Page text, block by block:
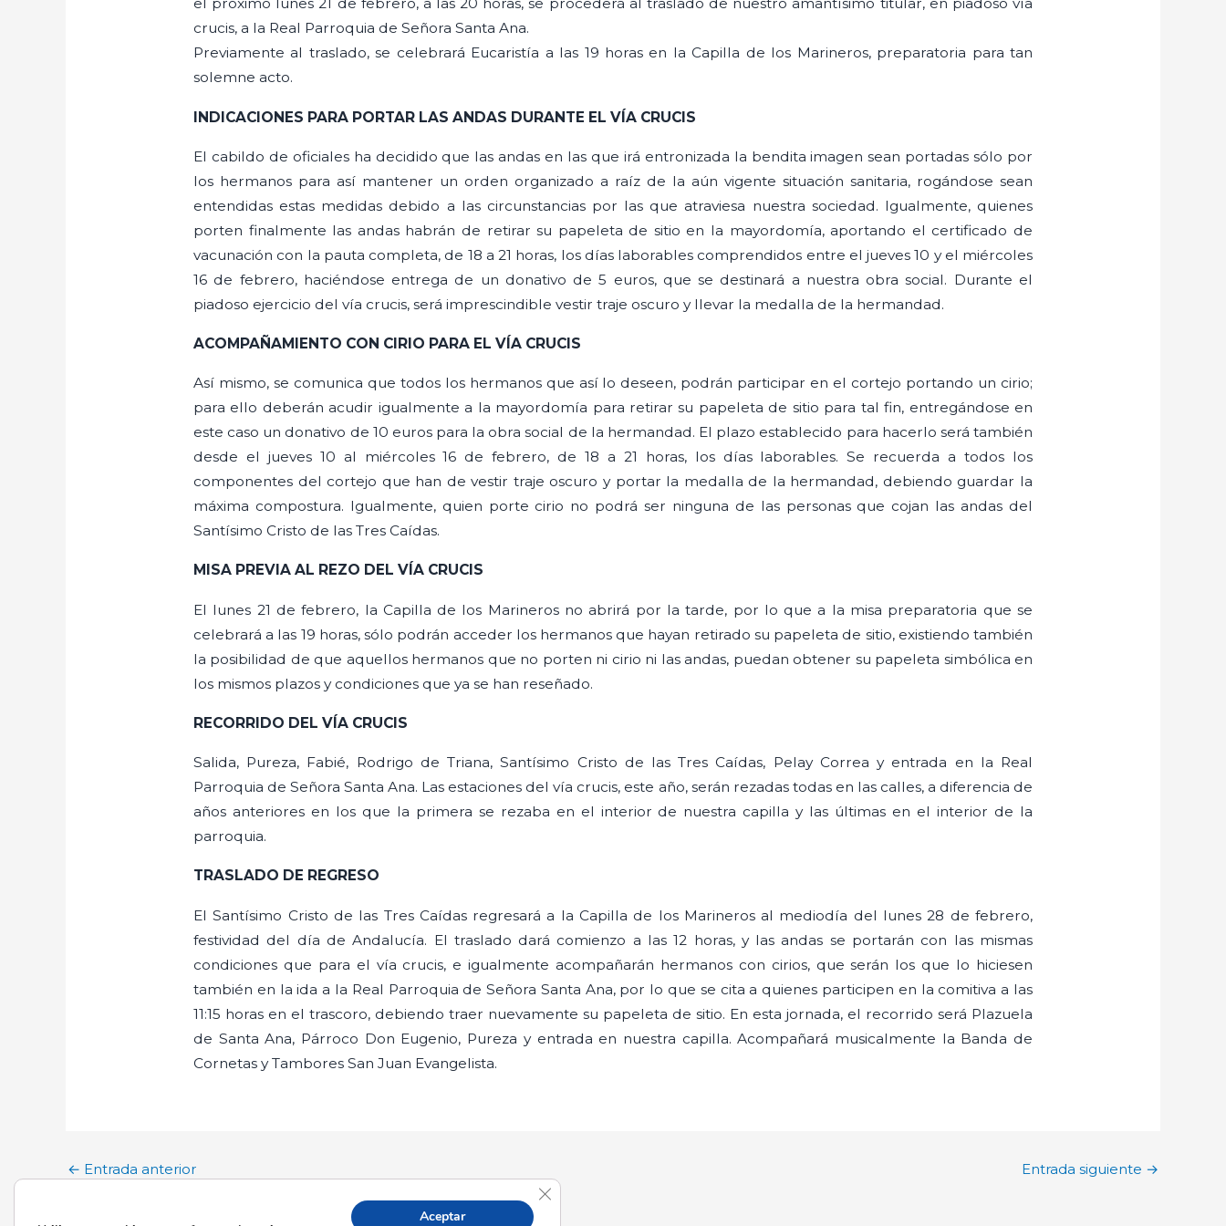
el próximo lunes 21 de febrero, a las 20 horas, se procederá al traslado de nuestro amantísimo titular, en piadoso vía
crucis, a la Real Parroquia de Señora Santa Ana.
Previamente al traslado, se celebrará Eucaristía a las 19 horas en la Capilla de los Marineros, preparatoria para tan
solemne acto.
INDICACIONES PARA PORTAR LAS ANDAS DURANTE EL VÍA CRUCIS
El cabildo de oficiales ha decidido que las andas en las que irá entronizada la bendita imagen sean portadas sólo por
los hermanos para así mantener un orden organizado a raíz de la aún vigente situación sanitaria, rogándose sean
entendidas estas medidas debido a las circunstancias por las que atraviesa nuestra sociedad. Igualmente, quienes
porten finalmente las andas habrán de retirar su papeleta de sitio en la mayordomía, aportando el certificado de
vacunación con la pauta completa, de 18 a 21 horas, los días laborables comprendidos entre el jueves 10 y el miércoles
16 de febrero, haciéndose entrega de un donativo de 5 euros, que se destinará a nuestra obra social. Durante el
piadoso ejercicio del vía crucis, será imprescindible vestir traje oscuro y llevar la medalla de la hermandad.
ACOMPAÑAMIENTO CON CIRIO PARA EL VÍA CRUCIS
Así mismo, se comunica que todos los hermanos que así lo deseen, podrán participar en el cortejo portando un cirio;
para ello deberán acudir igualmente a la mayordomía para retirar su papeleta de sitio para tal fin, entregándose en
este caso un donativo de 10 euros para la obra social de la hermandad. El plazo establecido para hacerlo será también
desde el jueves 10 al miércoles 16 de febrero, de 18 a 21 horas, los días laborables. Se recuerda a todos los
componentes del cortejo que han de vestir traje oscuro y portar la medalla de la hermandad, debiendo guardar la
máxima compostura. Igualmente, quien porte cirio no podrá ser ninguna de las personas que cojan las andas del
Santísimo Cristo de las Tres Caídas.
MISA PREVIA AL REZO DEL VÍA CRUCIS
El lunes 21 de febrero, la Capilla de los Marineros no abrirá por la tarde, por lo que a la misa preparatoria que se
celebrará a las 19 horas, sólo podrán acceder los hermanos que hayan retirado su papeleta de sitio, existiendo también
la posibilidad de que aquellos hermanos que no porten ni cirio ni las andas, puedan obtener su papeleta simbólica en
los mismos plazos y condiciones que ya se han reseñado.
RECORRIDO DEL VÍA CRUCIS
Salida, Pureza, Fabié, Rodrigo de Triana, Santísimo Cristo de las Tres Caídas, Pelay Correa y entrada en la Real
Parroquia de Señora Santa Ana. Las estaciones del vía crucis, este año, serán rezadas todas en las calles, a diferencia de
años anteriores en los que la primera se rezaba en el interior de nuestra capilla y las últimas en el interior de la
parroquia.
TRASLADO DE REGRESO
El Santísimo Cristo de las Tres Caídas regresará a la Capilla de los Marineros al mediodía del lunes 28 de febrero,
festividad del día de Andalucía. El traslado dará comienzo a las 12 horas, y las andas se portarán con las mismas
condiciones que para el vía crucis, e igualmente acompañarán hermanos con cirios, que serán los que lo hiciesen
también en la ida a la Real Parroquia de Señora Santa Ana, por lo que se cita a quienes participen en la comitiva a las
11:15 horas en el trascoro, debiendo traer nuevamente su papeleta de sitio. En esta jornada, el recorrido será Plazuela
de Santa Ana, Párroco Don Eugenio, Pureza y entrada en nuestra capilla. Acompañará musicalmente la Banda de
Cornetas y Tambores San Juan Evangelista.
← Entrada anterior Entrada siguiente →
Aceptar
Cerrar el banner de cookies RGPD